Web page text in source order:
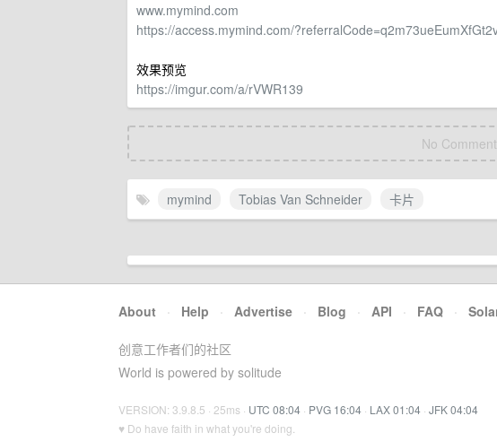
www.mymind.com
https://access.mymind.com/
效果预览
https://imgur.com/a/rVWR139
No
mymind Tobias Van Schneider 卡片
About · Help · Advertise · Blog · API · FAQ ·
创意工作者们的社区
World is powered by solitude
VERSION: 3.9.8.5 · 25ms · UTC 08:04 · PVG 16:04 · LAX 01:04 · JFK 04:04
♥ Do have faith in what you're doing.